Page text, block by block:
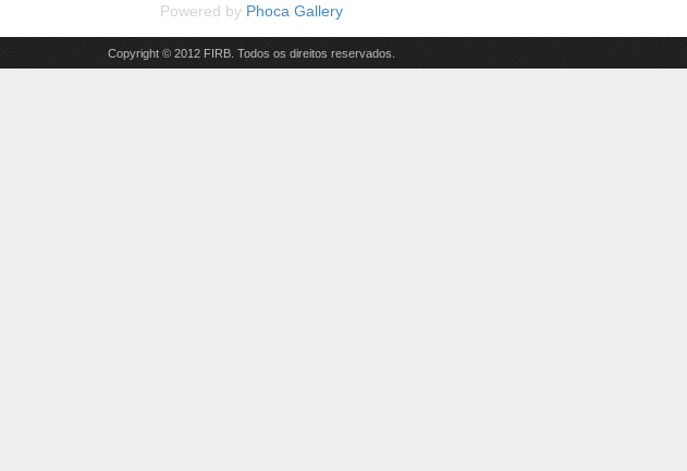
Powered by Phoca Gallery
Copyright © 2012 FIRB. Todos os direitos reservados.